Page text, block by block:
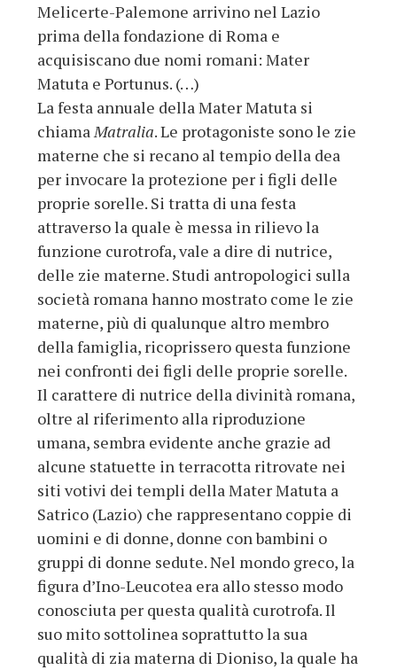
Melicerte-Palemone arrivino nel Lazio
prima della fondazione di Roma e
acquisiscano due nomi romani: Mater
Matuta e Portunus. (…)
La festa annuale della Mater Matuta si
chiamaMatralia. Le protagoniste sono le zie
materne che si recano al tempio della dea
per invocare la protezione per i figli delle
proprie sorelle. Si tratta di una festa
attraverso la quale è messa in rilievo la
funzione curotrofa, vale a dire di nutrice,
delle zie materne. Studi antropologici sulla
società romana hanno mostrato come le zie
materne, più di qualunque altro membro
della famiglia, ricoprissero questa funzione
nei confronti dei figli delle proprie sorelle.
Il carattere di nutrice della divinità romana,
oltre al riferimento alla riproduzione
umana, sembra evidente anche grazie ad
alcune statuette in terracotta ritrovate nei
siti votivi dei templi della Mater Matuta a
Satrico (Lazio) che rappresentano coppie di
uomini e di donne, donne con bambini o
gruppi di donne sedute. Nel mondo greco, la
figura d’Ino-Leucotea era allo stesso modo
conosciuta per questa qualità curotrofa. Il
suo mito sottolinea soprattutto la sua
qualità di zia materna di Dioniso, la quale ha